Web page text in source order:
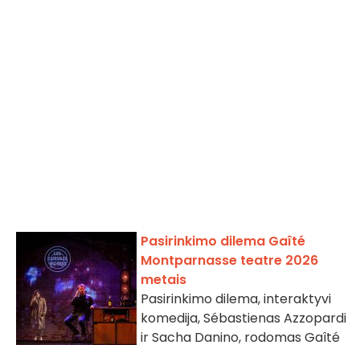
Pasirinkimo dilema Gaîté
Montparnasse teatre 2026
metais
Pasirinkimo dilema, interaktyvi
komedija, Sébastienas Azzopardi
ir Sacha Danino, rodomas Gaîté